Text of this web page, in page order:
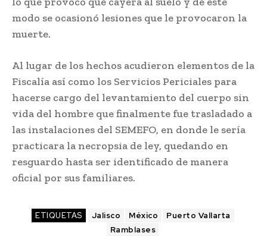
modo se ocasionó lesiones que le provocaron la
muerte.
Al lugar de los hechos acudieron elementos de la
Fiscalía así como los Servicios Periciales para
hacerse cargo del levantamiento del cuerpo sin
vida del hombre que finalmente fue trasladado a
las instalaciones del SEMEFO, en donde le sería
practicara la necropsia de ley, quedando en
resguardo hasta ser identificado de manera
oficial por sus familiares.
ETIQUETAS Jalisco México
Puerto Vallarta
Ramblases